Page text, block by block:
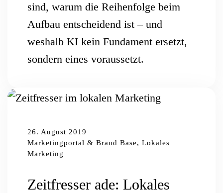
sind, warum die Reihenfolge beim
Aufbau entscheidend ist – und
weshalb KI kein Fundament ersetzt,
sondern eines voraussetzt.
26. August 2019
Marketingportal & Brand Base, Lokales
Marketing
Zeitfresser ade: Lokales